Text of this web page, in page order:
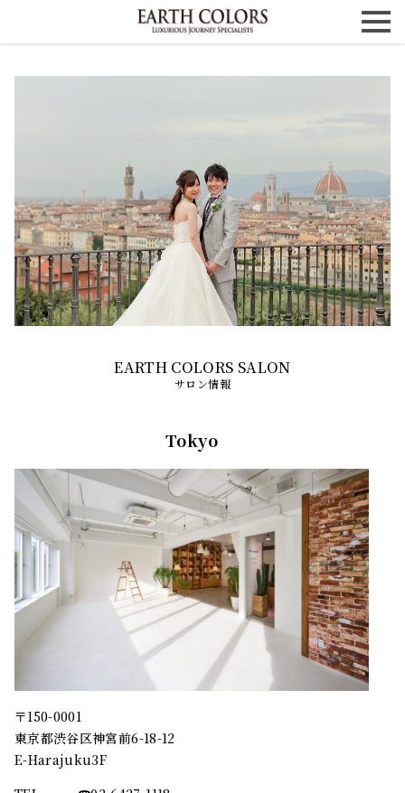
サロン情報
Tokyo
〒150-0001
東京都渋谷区神宮前6-18-12
E-Harajuku3F